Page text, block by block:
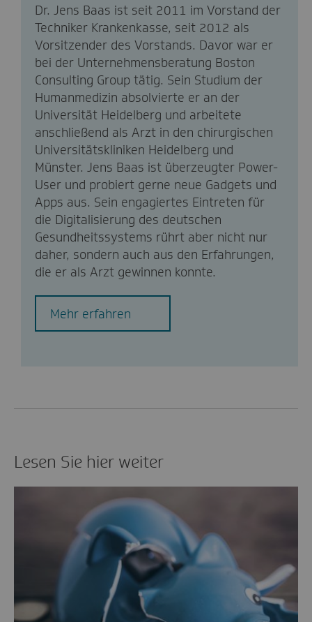
Dr. Jens Baas ist seit 2011 im Vorstand der
Techniker Krankenkasse, seit 2012 als
Vorsitzender des Vorstands. Davor war er
bei der Unternehmensberatung Boston
Consulting Group tätig. Sein Studium der
Humanmedizin absolvierte er an der
Universität Heidelberg und arbeitete
anschließend als Arzt in den chirurgischen
Universitätskliniken Heidelberg und
Münster. Jens Baas ist überzeugter Power-
User und probiert gerne neue Gadgets und
Apps aus. Sein engagiertes Eintreten für
die Digitalisierung des deutschen
Gesundheitssystems rührt aber nicht nur
daher, sondern auch aus den Erfahrungen,
die er als Arzt gewinnen konnte.
Mehr erfahren
Lesen Sie hier weiter